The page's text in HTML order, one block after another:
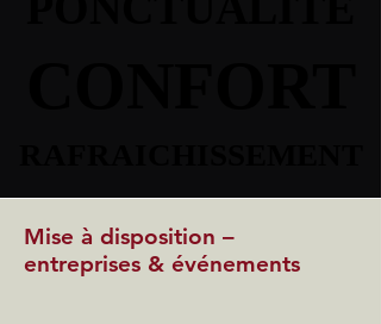
Mise à disposition –
entreprises & événements